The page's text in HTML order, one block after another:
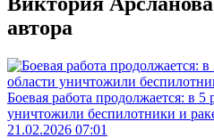
автора
Боевая работа продолжается: в 5
уничтожили беспилотники и
21.02.2026 07:01